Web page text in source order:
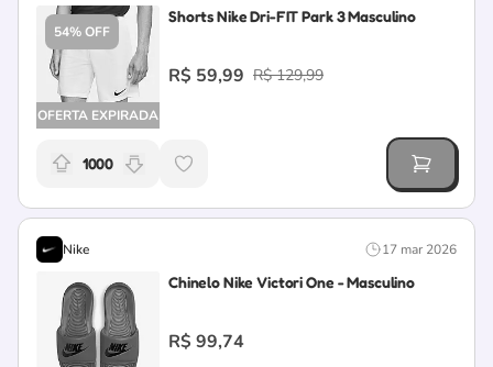
54% OFF
OFERTA EXPIRADA
Shorts Nike Dri-FIT Park 3 Masculino
R$ 59,99 R$ 129,99
Relevância da oferta: 1000 pontos
1000
17 mar 2026
Nike
Chinelo Nike Victori One - Masculino
R$ 99,74